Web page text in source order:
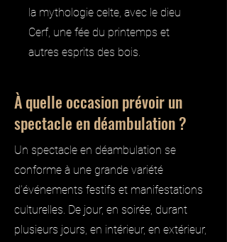
la mythologie celte, avec le dieu
Cerf, une fée du printemps et
autres esprits des bois.
À quelle occasion prévoir un
spectacle en déambulation ?
Un spectacle en déambulation se
conforme à une grande variété
d’événements festifs et manifestations
culturelles. De jour, en soirée, durant
plusieurs jours, en intérieur, en extérieur,